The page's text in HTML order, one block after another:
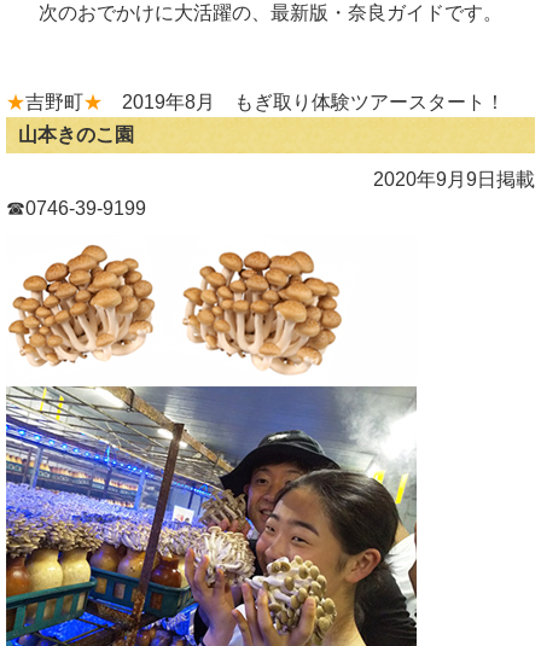
次のおでかけに大活躍の、最新版・奈良ガイドです。
★吉野町★ 2019年8月 もぎ取り体験ツアースタート！
山本きのこ園
2020年9月9日掲載
☎0746-39-9199